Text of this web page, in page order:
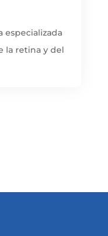
especializada
la retina y del